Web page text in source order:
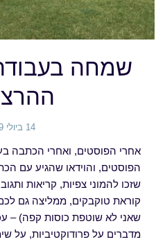
שמחה
14 ביולי 2019
אחרי הפוסטים, ואחרי הכתבה
הפוסטים, והוידאו שהגיע עם
שזכו להמוני צפיות, קריאות
קוראת טוקבקים, ממליצה גם
שאני לא שוטפת כוסות קפה) –
מדברים על פרודוקטיביות, על